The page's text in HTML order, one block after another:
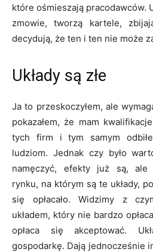
które ośmieszają pracodawców.
zmowie, tworzą kartele,
decydują, że ten i ten nie może
Układy są złe
Ja to przeskoczyłem, ale
pokazałem, że mam
tych firm i tym samym
ludziom. Jednak czy było
namęczyć, efekty już są, ale
rynku, na którym są te układy,
się opłacało. Widzimy z
układem, który nie bardzo
opłaca się akceptować.
gospodarkę. Dają jednocześnie